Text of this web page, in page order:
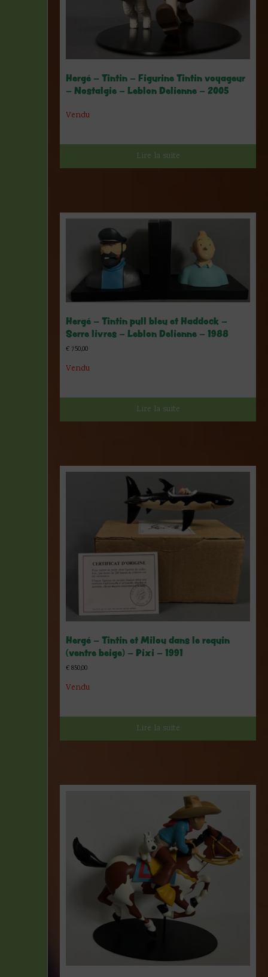
Hergé – Tintin – Figurine Tintin voyageur
– Nostalgie – Leblon Delienne – 2005
Vendu
Lire la suite
Hergé – Tintin pull bleu et Haddock –
Serre livres – Leblon Delienne – 1988
€ 750,00
Vendu
Lire la suite
Hergé – Tintin et Milou dans le requin
(ventre beige) – Pixi – 1991
€850,00
Vendu
Lire la suite